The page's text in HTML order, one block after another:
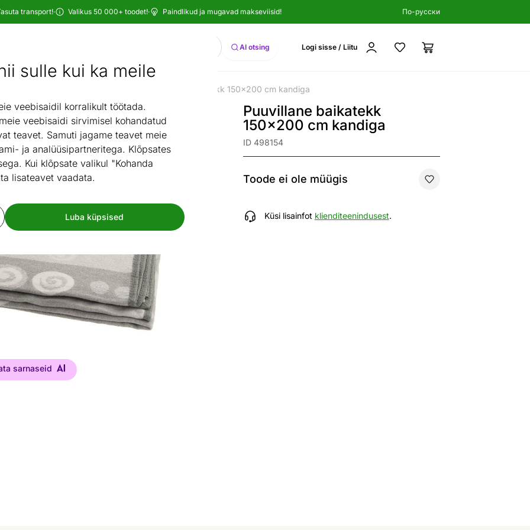
sulle kui ka meile
veebisaidil korralikult töötada.
veebisaidi sirvimisel kohandatud
teavet. Samuti jagame teavet meie
ja analüüsipartneritega. Klõpsates
Kui klõpsate valikul "Kohanda
lisateavet vaadata.
Luba küpsised
transport!· Valikus 50 000+ toodet!· Paindlikud ja mugavad makseviisid! По-русски
Otsi AI otsing Logi sisse / Liitu
Puuvillane baikatekk 150x200 cm kandiga
sarnaseid
Puuvillane baikatekk
150x200 cm kandiga
ID 498154
Toode ei ole müügis
Küsi lisainfot klienditeenindusest.